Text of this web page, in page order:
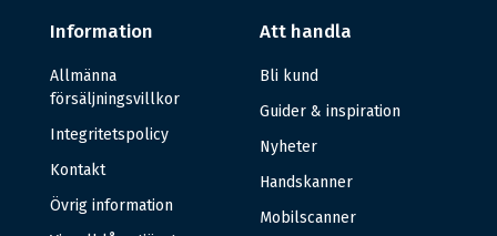
Information
Allmänna
försäljningsvillkor
Integritetspolicy
Kontakt
Övrig information
Att handla
Bli kund
Guider & inspiration
Nyheter
Handskanner
Mobilscanner